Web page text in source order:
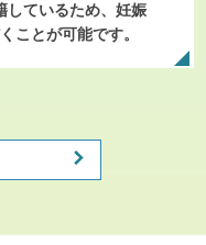
しているため、妊娠
ことが可能です。